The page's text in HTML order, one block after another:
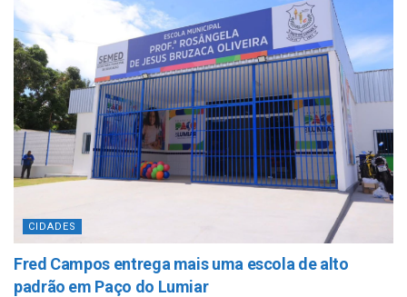
CIDADES
Fred Campos entrega mais uma escola de alto
padrão em Paço do Lumiar